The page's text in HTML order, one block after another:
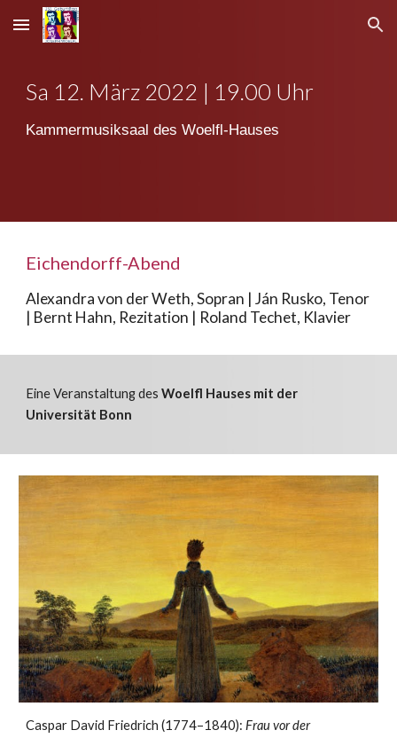
Skip to main content Skip to navigation
Sa 1 2. März 2022 | 19.00 Uhr
Kammermusiksaal des Woelfl-Hauses
Eichendorff-Abend
Alexandra von der Weth, Sopran |Ján Rusko, Tenor
| Bernt Hahn, Rezitation | Roland Techet, Klavier
Eine Veranstaltung des Woelfl Hauses mit der
Universität Bonn
Caspar David Friedrich (1774–1840):Frau vor der